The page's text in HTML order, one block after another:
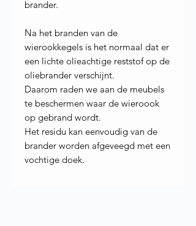
brander.
Na het branden van de
wierookkegels is het normaal dat er
een lichte olieachtige reststof op de
oliebrander verschijnt.
Daarom raden we aan de meubels
te beschermen waar de wieroook
op gebrand wordt.
Het residu kan eenvoudig van de
brander worden afgeveegd met een
vochtige doek.